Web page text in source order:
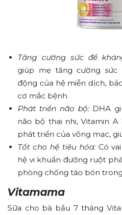
Tăng cường sức đề
giúp mẹ tăng cường
động của hệ miễn dịch,
cơ mắc bệnh.
Phát triển não bộ: DHA
não bộ thai nhi, Vitamin
phát triển của võng mạc,
Tốt cho hệ tiêu hóa:Có
hệ vi khuẩn đường ruột
phòng chống táo bón
Vitamama
Sữa cho bà bầu 7 tháng